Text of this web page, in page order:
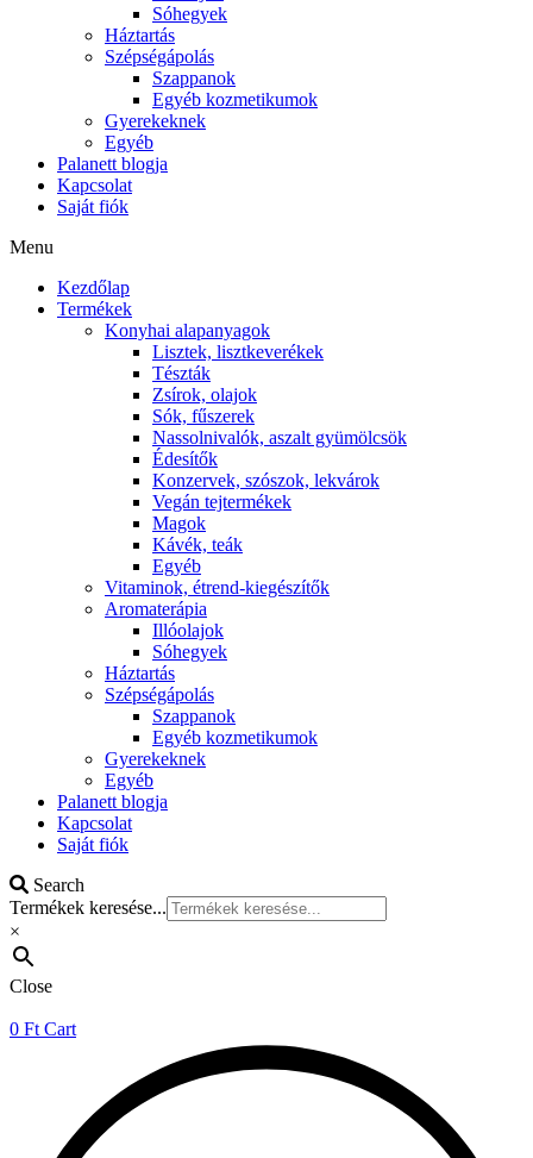
Sóhegyek
Háztartás
Szépségápolás
Szappanok
Egyéb kozmetikumok
Gyerekeknek
Egyéb
Palanett blogja
Kapcsolat
Saját fiók
Menu
Kezdőlap
Termékek
Konyhai alapanyagok
Lisztek, lisztkeverékek
Tészták
Zsírok, olajok
Sók, fűszerek
Nassolnivalók, aszalt gyümölcsök
Édesítők
Konzervek, szószok, lekvárok
Vegán tejtermékek
Magok
Kávék, teák
Egyéb
Vitaminok, étrend-kiegészítők
Aromaterápia
Illóolajok
Sóhegyek
Háztartás
Szépségápolás
Szappanok
Egyéb kozmetikumok
Gyerekeknek
Egyéb
Palanett blogja
Kapcsolat
Saját fiók
Search
Termékek keresése...
×
Close
0 Ft Cart